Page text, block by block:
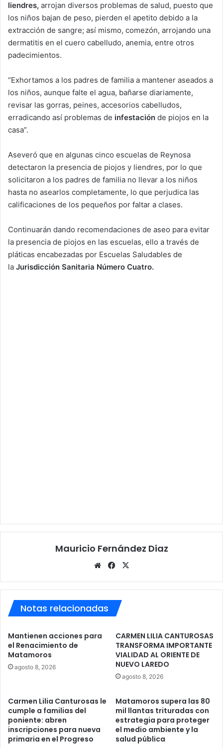
liendres, arrojan diversos problemas de salud, puesto que
los niños bajan de peso, pierden el apetito debido a la
extracción de sangre; así mismo, comezón, arrojando una
dermatitis en el cuero cabelludo, anemia, entre otros
padecimientos.
“Exhortamos a los padres de familia a mantener aseados a
los niños, aunque falte el agua, bañarse diariamente,
revisar las gorras, peines, accesorios cabelludos,
erradicando así problemas de infestación de piojos en la
casa”.
Aseveró que en algunas cinco escuelas de Reynosa
detectaron la presencia de piojos y liendres, por lo que
solicitaron a los padres de familia no llevar a los niños
hasta no asearlos completamente, lo que perjudica las
calificaciones de los pequeños por faltar a clases.
Continuarán dando recomendaciones de aseo para evitar
la presencia de piojos en las escuelas, ello a través de
pláticas encabezadas por Escuelas Saludables de
la Jurisdicción Sanitaria Número Cuatro.
Mauricio Fernández Diaz
Sitio
Facebook
Notas relacionadas
Mantienen acciones para
el Renacimiento de
Matamoros
agosto 8, 2026
CARMEN LILIA CANTUROSAS
TRANSFORMA IMPORTANTE
VIALIDAD AL ORIENTE DE
NUEVO LAREDO
agosto 8, 2026
Carmen Lilia Canturosas le
cumple a familias del
poniente: abren
inscripciones para nueva
primaria en el Progreso
Matamoros supera las 80
mil llantas trituradas con
estrategia para proteger
el medio ambiente y la
salud pública